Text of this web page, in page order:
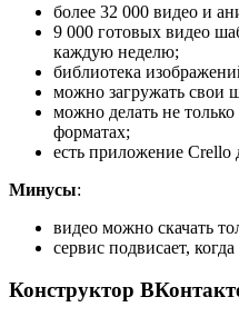
более 32 000 видео и
9 000 готовых видео
каждую неделю;
библиотека
можно загружать свои
можно делать не
форматах;
есть приложение Crello
Минусы:
видео можно скачать
сервис подвисает,
Конструктор